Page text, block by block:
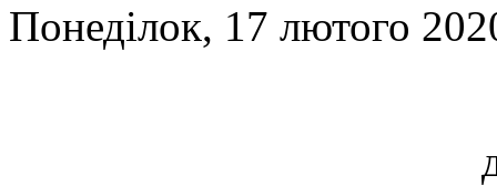
Понеділок, 17 лютого